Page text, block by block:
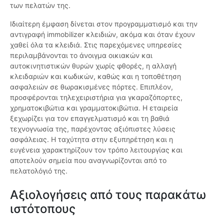
των πελατών της.
Ιδιαίτερη έμφαση δίνεται στον προγραμματισμό και την
αντιγραφή immobilizer κλειδιών, ακόμα και όταν έχουν
χαθεί όλα τα κλειδιά. Στις παρεχόμενες υπηρεσίες
περιλαμβάνονται το άνοιγμα οικιακών και
αυτοκινητιστικών θυρών χωρίς φθορές, η αλλαγή
κλειδαριών και κωδικών, καθώς και η τοποθέτηση
ασφαλειών σε θωρακισμένες πόρτες. Επιπλέον,
προσφέρονται τηλεχειριστήρια για γκαραζόπορτες,
χρηματοκιβώτια και γραμματοκιβώτια. Η εταιρεία
ξεχωρίζει για τον επαγγελματισμό και τη βαθιά
τεχνογνωσία της, παρέχοντας αξιόπιστες λύσεις
ασφάλειας. Η ταχύτητα στην εξυπηρέτηση και η
ευγένεια χαρακτηρίζουν τον τρόπο λειτουργίας και
αποτελούν σημεία που αναγνωρίζονται από το
πελατολόγιό της.
Αξιολογήσεις από τους παρακάτω
ιστότοπους